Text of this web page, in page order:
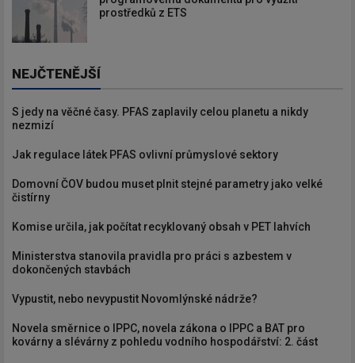
prostředků z ETS
NEJČTENĚJŠÍ
S jedy na věčné časy. PFAS zaplavily celou planetu a nikdy
nezmizí
Jak regulace látek PFAS ovlivní průmyslové sektory
Domovní ČOV budou muset plnit stejné parametry jako velké
čistírny
Komise určila, jak počítat recyklovaný obsah v PET lahvích
Ministerstva stanovila pravidla pro práci s azbestem v
dokončených stavbách
Vypustit, nebo nevypustit Novomlýnské nádrže?
Novela směrnice o IPPC, novela zákona o IPPC a BAT pro
kovárny a slévárny z pohledu vodního hospodářství: 2. část